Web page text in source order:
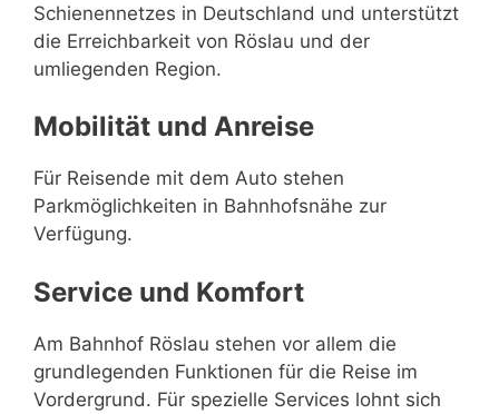
Schienennetzes in Deutschland und unterstützt
die Erreichbarkeit von Röslau und der
umliegenden Region.
Mobilität und Anreise
Für Reisende mit dem Auto stehen
Parkmöglichkeiten in Bahnhofsnähe zur
Verfügung.
Service und Komfort
Am Bahnhof Röslau stehen vor allem die
grundlegenden Funktionen für die Reise im
Vordergrund. Für spezielle Services lohnt sich